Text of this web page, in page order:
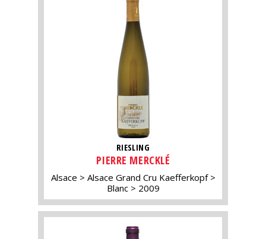
RIESLING
PIERRE MERCKLÉ
Alsace
Alsace Grand Cru Kaefferkopf
Blanc
2009